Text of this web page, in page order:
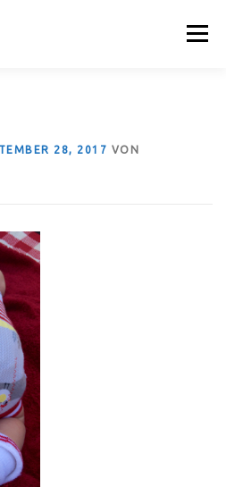
Menü
28, 2017 VON